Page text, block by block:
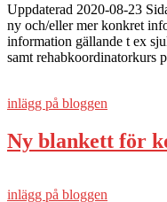
Uppdaterad 2020-08-23
ny och/eller mer konkret
information gällande t ex
samt rehabkoordinatorkurs
inlägg på bloggen
Ny blankett för
inlägg på bloggen